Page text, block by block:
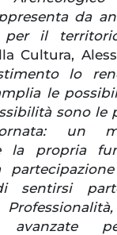
da
per il
Cultura,
lo
le
sono le
un
la propria
sentirsi
avanzate